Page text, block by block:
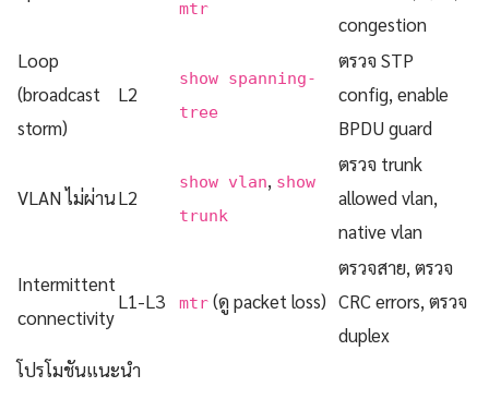
mtr
congestion
Loop
(broadcast
storm)
L2
show spanning-
tree
ตรวจ STP
config, enable
BPDU guard
VLAN ไม่ผ่านL2
show vlan, show
trunk
ตรวจ trunk
allowed vlan,
native vlan
Intermittent
connectivity
L1-L3 mtr (ดู packet loss)
ตรวจสาย, ตรวจ
CRC errors, ตรวจ
duplex
โปรโมชันแนะนำ